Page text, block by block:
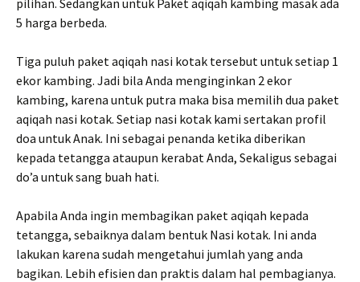
pilihan. Sedangkan untuk Paket aqiqah kambing masak ada
5 harga berbeda.
Tiga puluh paket aqiqah nasi kotak tersebut untuk setiap 1
ekor kambing. Jadi bila Anda menginginkan 2 ekor
kambing, karena untuk putra maka bisa memilih dua paket
aqiqah nasi kotak. Setiap nasi kotak kami sertakan profil
doa untuk Anak. Ini sebagai penanda ketika diberikan
kepada tetangga ataupun kerabat Anda, Sekaligus sebagai
do’a untuk sang buah hati.
Apabila Anda ingin membagikan paket aqiqah kepada
tetangga, sebaiknya dalam bentuk Nasi kotak. Ini anda
lakukan karena sudah mengetahui jumlah yang anda
bagikan. Lebih efisien dan praktis dalam hal pembagianya.